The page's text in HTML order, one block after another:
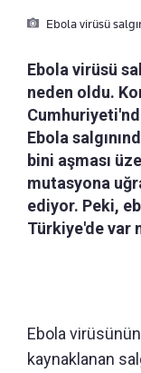
Ebola virüsü
Ebola virüsü
neden oldu.
Ebola
bini aşması
mutasyona
ediyor. Peki,
Türkiye'de var
Ebola
kaynaklanan